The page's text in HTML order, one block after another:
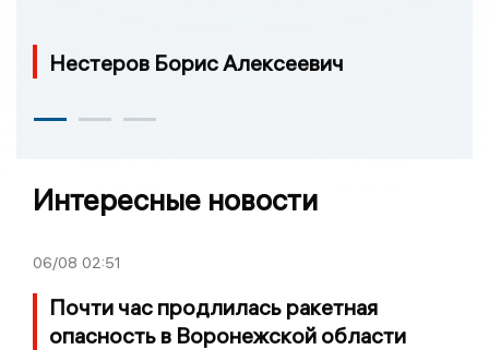
Нестеров Борис Алексеевич
Интересные новости
06/08 02:51
Почти час продлилась ракетная
опасность в Воронежской области